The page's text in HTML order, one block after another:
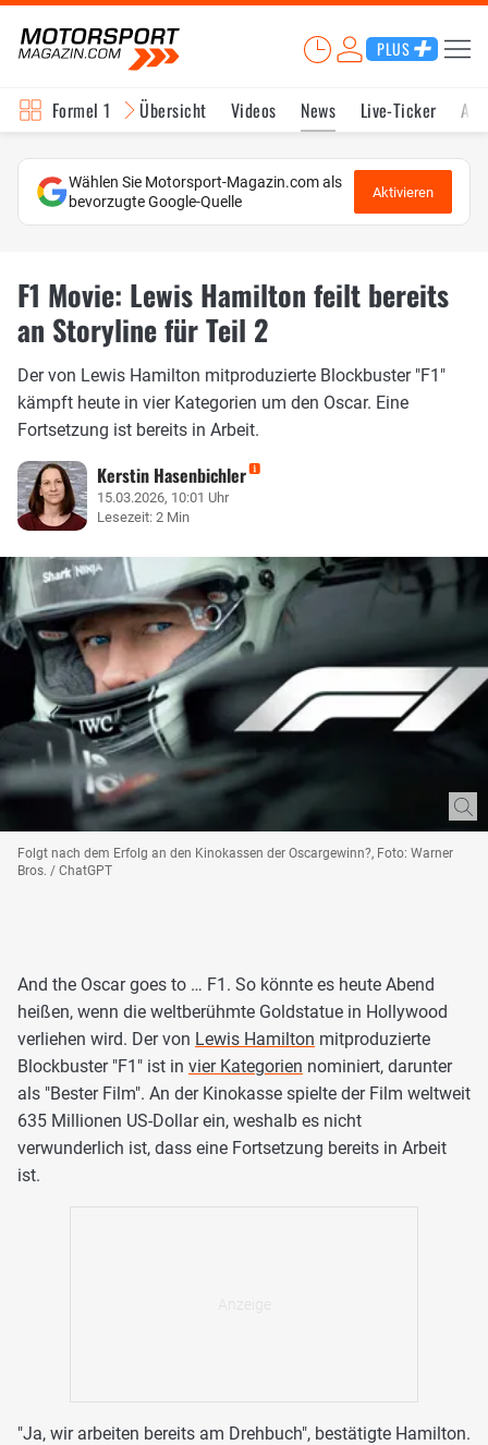
PLUS
Formel 1 Übersicht Videos News Live-Ticker
Wählen Sie Motorsport-Magazin.com als
bevorzugte Google-Quelle
Aktivieren
F1 Movie: Lewis Hamilton feilt bereits
an Storyline für Teil 2
Der von Lewis Hamilton mitproduzierte Blockbuster "F1"
kämpft heute in vier Kategorien um den Oscar. Eine
Fortsetzung ist bereits in Arbeit.
Kerstin Hasenbichler
15.03.2026, 10:01 Uhr
Lesezeit: 2 Min
Folgt nach dem Erfolg an den Kinokassen der Oscargewinn?, Foto: Warner
Bros. / ChatGPT
And the Oscar goes to … F1. So könnte es heute Abend
heißen, wenn die weltberühmte Goldstatue in Hollywood
verliehen wird. Der von Lewis Hamilton mitproduzierte
Blockbuster "F1" ist in vier Kategorien nominiert, darunter
als "Bester Film". An der Kinokasse spielte der Film weltweit
635 Millionen US-Dollar ein, weshalb es nicht
verwunderlich ist, dass eine Fortsetzung bereits in Arbeit
ist.
"Ja, wir arbeiten bereits am Drehbuch", bestätigte Hamilton.